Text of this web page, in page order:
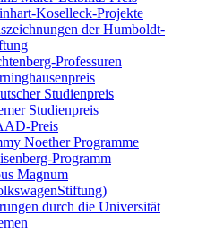
Koselleck-Projekte
der Humboldt-
Professuren
Studienpreis
Studienpreis
Preis
Noether Programme
Programm
Magnum
durch die Universität